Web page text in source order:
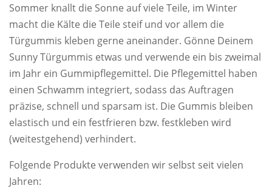
Sommer knallt die Sonne auf viele Teile, im Winter
macht die Kälte die Teile steif und vor allem die
Türgummis kleben gerne aneinander. Gönne Deinem
Sunny Türgummis etwas und verwende ein bis zweimal
im Jahr ein Gummipflegemittel. Die Pflegemittel haben
einen Schwamm integriert, sodass das Auftragen
präzise, schnell und sparsam ist. Die Gummis bleiben
elastisch und ein festfrieren bzw. festkleben wird
(weitestgehend) verhindert.
Folgende Produkte verwenden wir selbst seit vielen
Jahren: